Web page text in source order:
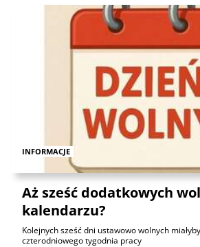
INFORMACJE
Aż sześć dodatkowych
kalendarzu?
Kolejnych sześć dni ustawowo wolnych
czterodniowego tygodnia pracy